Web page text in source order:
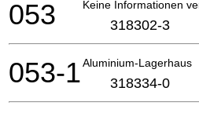
Keine Informationen
053 318302-3
Aluminium-Lagerhaus
053-1 318334-0